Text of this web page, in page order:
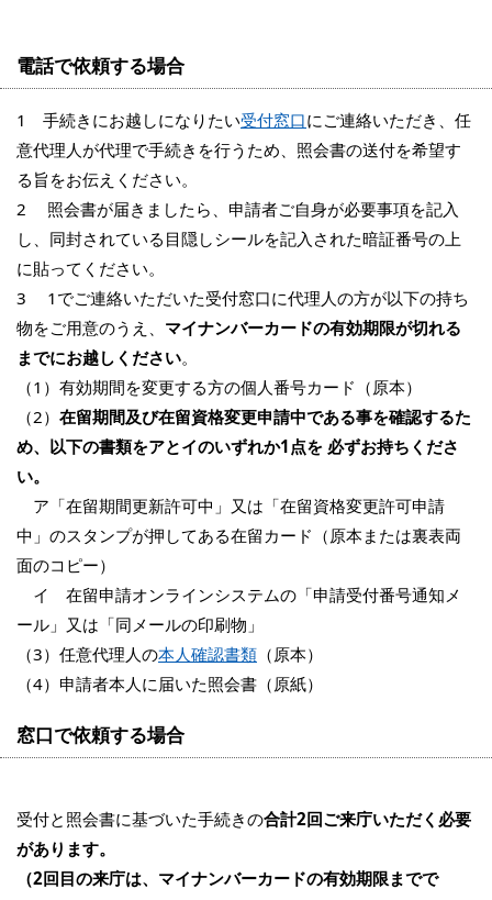
電話で依頼する場合
1 手続きにお越しになりたい受付窓口にご連絡いただき、任
意代理人が代理で手続きを行うため、照会書の送付を希望す
る旨をお伝えください。
2 照会書が届きましたら、申請者ご自身が必要事項を記入
し、同封されている目隠しシールを記入された暗証番号の上
に貼ってください。
3 1でご連絡いただいた受付窓口に代理人の方が以下の持ち
物をご用意のうえ、 マイナンバーカードの有効期限が切れる
までにお越しください。
（1）有効期間を変更する方の個人番号カード（原本）
（2） 在留期間及び在留資格変更申請中である事を確認するた
め、以下の書類をアとイのいずれか1点を 必ずお持ちくださ
い。
ア「在留期間更新許可中」又は「在留資格変更許可申請
中」のスタンプが押してある在留カード（原本または裏表両
面のコピー）
イ 在留申請オンラインシステムの「申請受付番号通知メ
ール」又は「同メールの印刷物」
（3）任意代理人の本人確認書類 （原本）
（4）申請者本人に届いた照会書（原紙）
窓口で依頼する場合
受付と照会書に基づいた手続きの合計2回ご来庁いただく必要
があります。
（2回目の来庁は、マイナンバーカードの有効期限までで